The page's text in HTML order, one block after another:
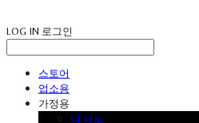
LOG IN 로그인
스토어
업소용
가정용
더 나노